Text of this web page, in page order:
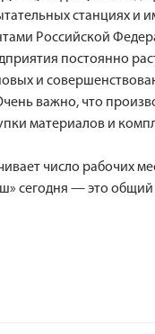
станциях и
Российской
постоянно
и
важно, что
материалов и
число рабочих
сегодня — это